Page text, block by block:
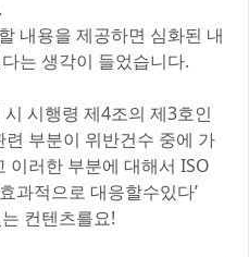
내용을 제공하면 심화된 내
는 생각이 들었습니다.
시행령 제4조의 제3호인
부분이 위반건수 중에 가
이러한 부분에 대해서 ISO
과적으로 대응할수있다’
컨텐츠를요!